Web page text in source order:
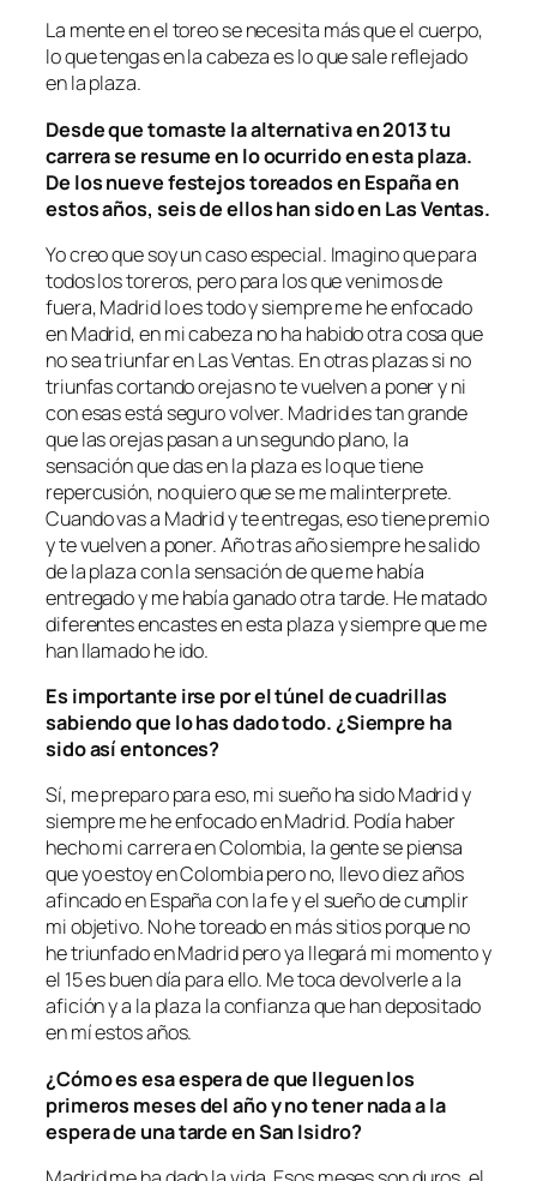
La mente en el toreo se necesita más que el cuerpo,
lo que tengas en la cabeza es lo que sale reflejado
en la plaza.
Desde que tomaste la alternativa en 2013 tu
carrera se resume en lo ocurrido en esta plaza.
De los nueve festejos toreados en España en
estos años, seis de ellos han sido en Las Ventas.
Yo creo que soy un caso especial. Imagino que para
todos los toreros, pero para los que venimos de
fuera, Madrid lo es todo y siempre me he enfocado
en Madrid, en mi cabeza no ha habido otra cosa que
no sea triunfar en Las Ventas. En otras plazas si no
triunfas cortando orejas no te vuelven a poner y ni
con esas está seguro volver. Madrid es tan grande
que las orejas pasan a un segundo plano, la
sensación que das en la plaza es lo que tiene
repercusión, no quiero que se me malinterprete.
Cuando vas a Madrid y te entregas, eso tiene premio
y te vuelven a poner. Año tras año siempre he salido
de la plaza con la sensación de que me había
entregado y me había ganado otra tarde. He matado
diferentes encastes en esta plaza y siempre que me
han llamado he ido.
Es importante irse por el túnel de cuadrillas
sabiendo que lo has dado todo. ¿Siempre ha
sido así entonces?
Sí, me preparo para eso, mi sueño ha sido Madrid y
siempre me he enfocado en Madrid. Podía haber
hecho mi carrera en Colombia, la gente se piensa
que yo estoy en Colombia pero no, llevo diez años
afincado en España con la fe y el sueño de cumplir
mi objetivo. No he toreado en más sitios porque no
he triunfado en Madrid pero ya llegará mi momento y
el 15 es buen día para ello. Me toca devolverle a la
afición y a la plaza la confianza que han depositado
en mí estos años.
¿Cómo es esa espera de que lleguen los
primeros meses del año y no tener nada a la
espera de una tarde en San Isidro?